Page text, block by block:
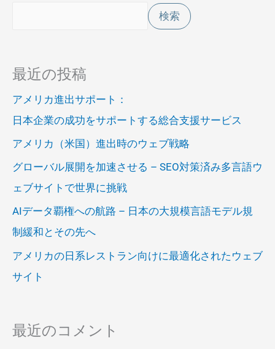
検索
最近の投稿
アメリカ進出サポート：
日本企業の成功をサポートする総合支援サービス
アメリカ（米国）進出時のウェブ戦略
グローバル展開を加速させる – SEO対策済み多言語ウ
ェブサイトで世界に挑戦
AIデータ覇権への航路 – 日本の大規模言語モデル規
制緩和とその先へ
アメリカの日系レストラン向けに最適化されたウェブ
サイト
最近のコメント